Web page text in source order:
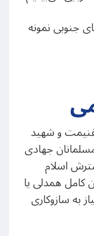
جنوبی نمونه
و شهید
جهادی
اسلام
کامل همدلی یا
به سازوکاری